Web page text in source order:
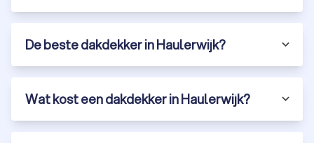
De beste dakdekker in Haulerwijk?
Wat kost een dakdekker in Haulerwijk?